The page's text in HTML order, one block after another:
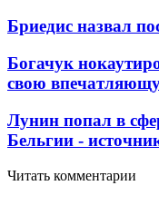
Бриедис назвал
Богачук
свою
Лунин попал в
Бельгии -
Читать комментарии